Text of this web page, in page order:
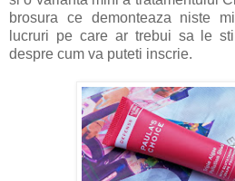
brosura ce demonteaza niste
lucruri pe care ar trebui sa le
despre cum va puteti inscrie.